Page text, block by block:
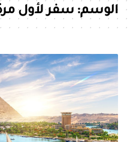
الوسم:سفر لأول مرة